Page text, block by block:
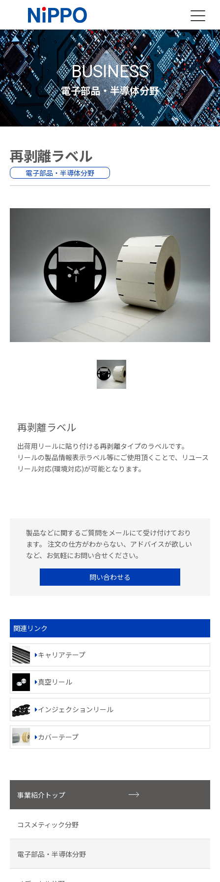
BUSINESS
電子部品・半導体分野
事業紹介トップ
コスメティック分野
電子部品・半導体分野
再剥離ラベル
電子部品・半導体分野
再剥離ラベル
出荷用リールに貼り付ける再剥離タイプのラベルです。
リールの製品情報表示ラベル等にご使用頂くことで、リユース
リール対応(環境対応)が可能となります。
製品などに関するご質問をメールにて受け付けており
ます。 注文の仕方がわからない、アドバイスが欲しい
など、お気軽にお問い合せください。
問い合わせる
関連リンク
キャリアテープ
真空リール
インジェクションリール
カバーテープ